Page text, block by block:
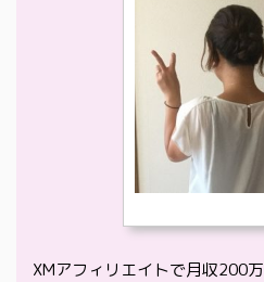
XMアフィリエイトで月収200